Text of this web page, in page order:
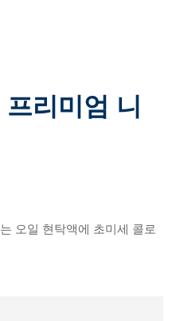
프리미엄 니
오일 현탁액에 초미세 콜로